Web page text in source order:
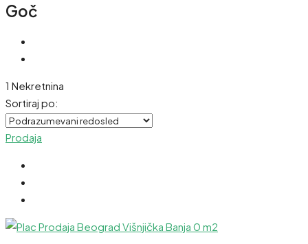
Goč
1 Nekretnina
Sortiraj po:
Prodaja